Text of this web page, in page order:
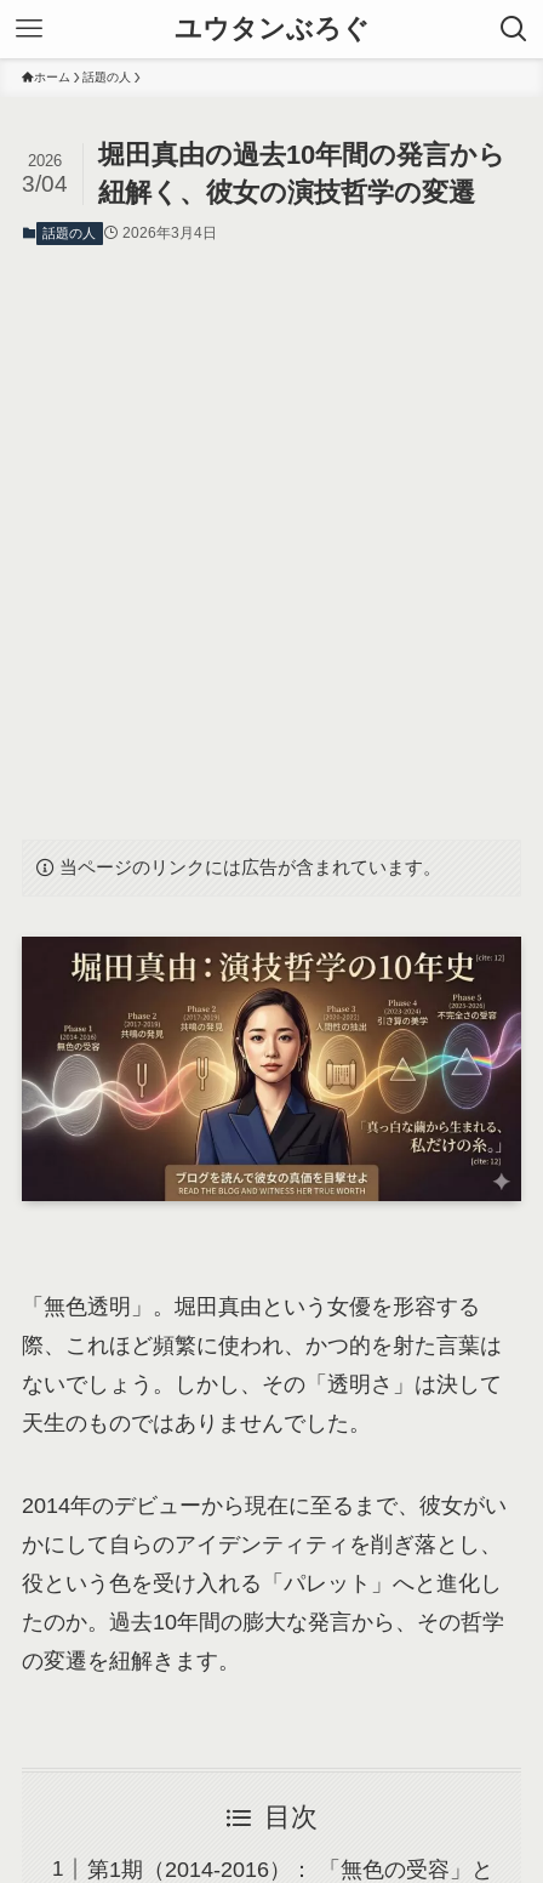
ユウタンぶろぐ
ホーム 話題の人
堀田真由の過去10年間の発言から
紐解く、彼女の演技哲学の変遷
2026
3/04
話題の人 2026年3月4日
当ページのリンクには広告が含まれています。
「無色透明」。堀田真由という女優を形容する
際、これほど頻繁に使われ、かつ的を射た言葉は
ないでしょう。しかし、その「透明さ」は決して
天生のものではありませんでした。
2014年のデビューから現在に至るまで、彼女がい
かにして自らのアイデンティティを削ぎ落とし、
役という色を受け入れる「パレット」へと進化し
たのか。過去10年間の膨大な発言から、その哲学
の変遷を紐解きます。
目次
第1期（2014-2016）： 「無色の受容」と